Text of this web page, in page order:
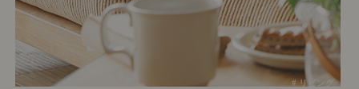
# リビング